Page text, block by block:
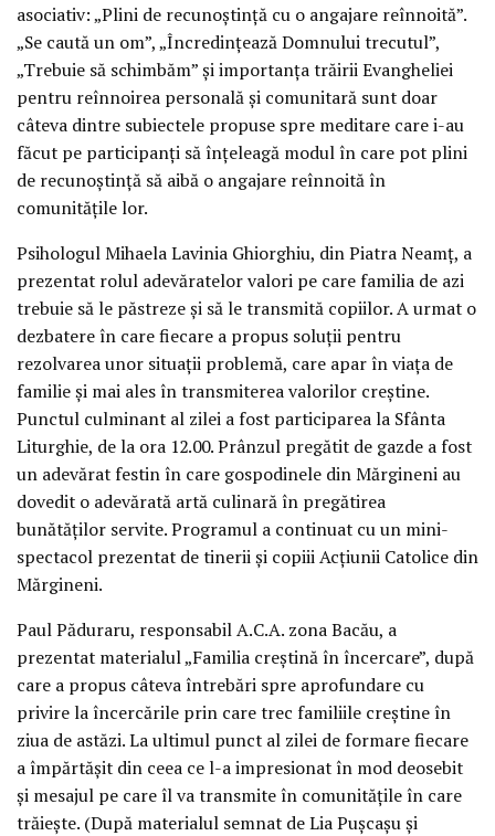
asociativ: „Plini de recunoştinţă cu o angajare reînnoită”.
„Se caută un om”, „Încredinţează Domnului trecutul”,
„Trebuie să schimbăm” şi importanţa trăirii Evangheliei
pentru reînnoirea personală şi comunitară sunt doar
câteva dintre subiectele propuse spre meditare care i-au
făcut pe participanţi să înţeleagă modul în care pot plini
de recunoştinţă să aibă o angajare reînnoită în
comunităţile lor.
Psihologul Mihaela Lavinia Ghiorghiu, din Piatra Neamţ, a
prezentat rolul adevăratelor valori pe care familia de azi
trebuie să le păstreze şi să le transmită copiilor. A urmat o
dezbatere în care fiecare a propus soluţii pentru
rezolvarea unor situaţii problemă, care apar în viaţa de
familie şi mai ales în transmiterea valorilor creştine.
Punctul culminant al zilei a fost participarea la Sfânta
Liturghie, de la ora 12.00. Prânzul pregătit de gazde a fost
un adevărat festin în care gospodinele din Mărgineni au
dovedit o adevărată artă culinară în pregătirea
bunătăţilor servite. Programul a continuat cu un mini-
spectacol prezentat de tinerii şi copiii Acţiunii Catolice din
Mărgineni.
Paul Păduraru, responsabil A.C.A. zona Bacău, a
prezentat materialul „Familia creştină în încercare”, după
care a propus câteva întrebări spre aprofundare cu
privire la încercările prin care trec familiile creştine în
ziua de astăzi. La ultimul punct al zilei de formare fiecare
a împărtăşit din ceea ce l-a impresionat în mod deosebit
şi mesajul pe care îl va transmite în comunităţile în care
trăieşte. (După materialul semnat de Lia Puşcaşu şi